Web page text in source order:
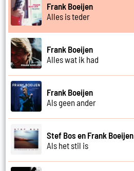
Frank Boeijen
Alles is teder
Frank Boeijen
Alles wat ik had
Frank Boeijen
Als geen ander
Stef Bos en Frank Boeijen
Als het stil is